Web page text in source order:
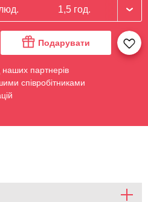
1,5 год.
Подарувати
наших партнерів
співробітниками